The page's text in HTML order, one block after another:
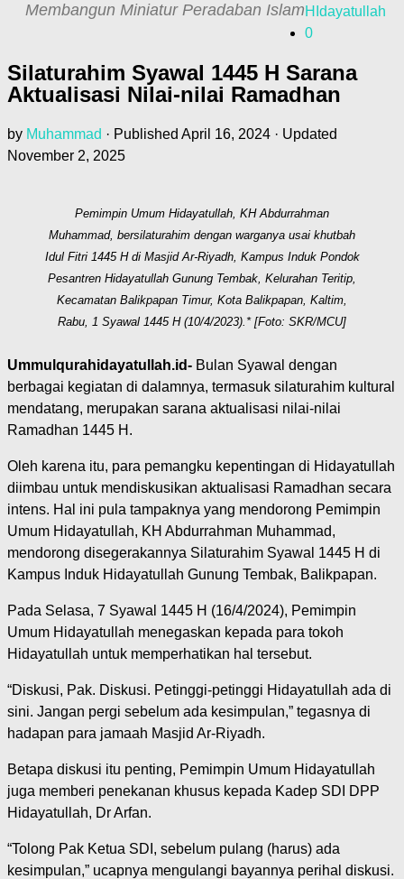
Membangun Miniatur Peradaban IslamHIdayatullah
0
Silaturahim Syawal 1445 H Sarana
Aktualisasi Nilai-nilai Ramadhan
by Muhammad · Published April 16, 2024 · Updated
November 2, 2025
Pemimpin Umum Hidayatullah, KH Abdurrahman
Muhammad, bersilaturahim dengan warganya usai khutbah
Idul Fitri 1445 H di Masjid Ar-Riyadh, Kampus Induk Pondok
Pesantren Hidayatullah Gunung Tembak, Kelurahan Teritip,
Kecamatan Balikpapan Timur, Kota Balikpapan, Kaltim,
Rabu, 1 Syawal 1445 H (10/4/2023).* [Foto: SKR/MCU]
Ummulqurahidayatullah.id- Bulan Syawal dengan
berbagai kegiatan di dalamnya, termasuk silaturahim kultural
mendatang, merupakan sarana aktualisasi nilai-nilai
Ramadhan 1445 H.
Oleh karena itu, para pemangku kepentingan di Hidayatullah
diimbau untuk mendiskusikan aktualisasi Ramadhan secara
intens. Hal ini pula tampaknya yang mendorong Pemimpin
Umum Hidayatullah, KH Abdurrahman Muhammad,
mendorong disegerakannya Silaturahim Syawal 1445 H di
Kampus Induk Hidayatullah Gunung Tembak, Balikpapan.
Pada Selasa, 7 Syawal 1445 H (16/4/2024), Pemimpin
Umum Hidayatullah menegaskan kepada para tokoh
Hidayatullah untuk memperhatikan hal tersebut.
“Diskusi, Pak. Diskusi. Petinggi-petinggi Hidayatullah ada di
sini. Jangan pergi sebelum ada kesimpulan,” tegasnya di
hadapan para jamaah Masjid Ar-Riyadh.
Betapa diskusi itu penting, Pemimpin Umum Hidayatullah
juga memberi penekanan khusus kepada Kadep SDI DPP
Hidayatullah, Dr Arfan.
“Tolong Pak Ketua SDI, sebelum pulang (harus) ada
kesimpulan,” ucapnya mengulangi bayannya perihal diskusi.